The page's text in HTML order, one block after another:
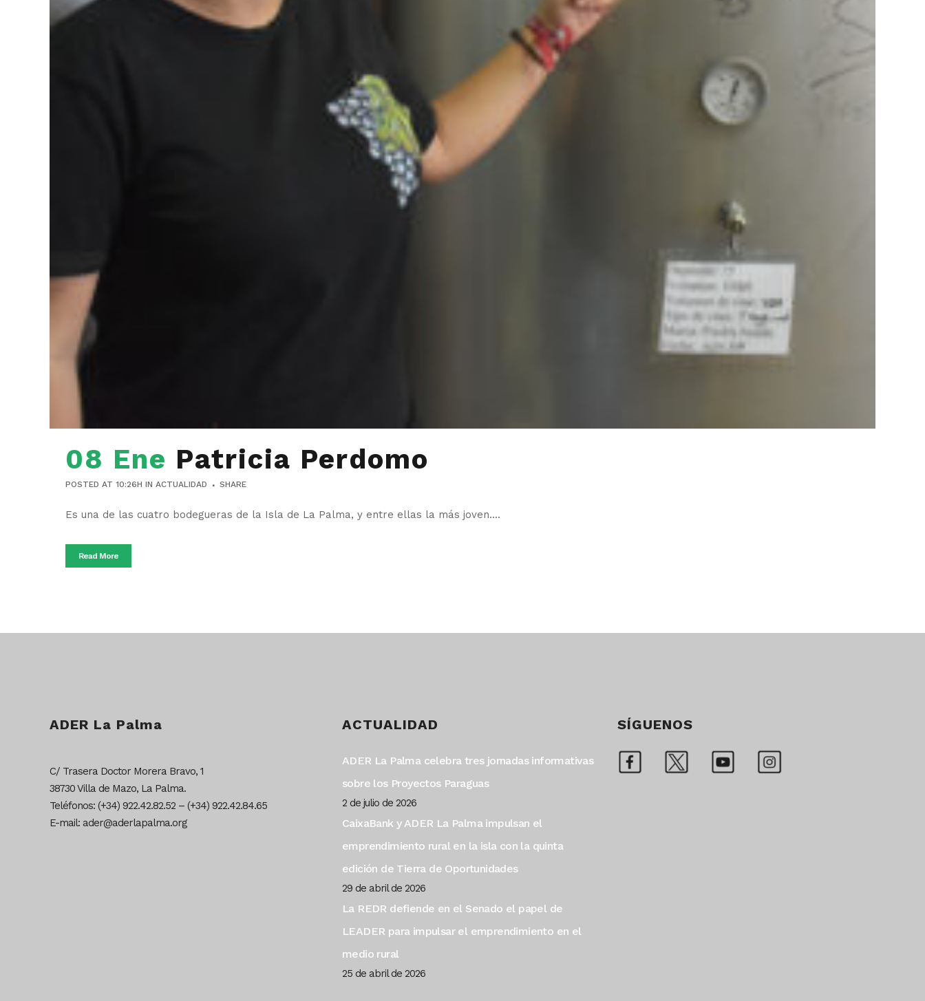
08 Ene Patricia Perdomo
POSTED AT 10:26H IN ACTUALIDAD SHARE
Es una de las cuatro bodegueras de la Isla de La Palma, y entre ellas la más joven....
Read More
ADER La Palma
C/ Trasera Doctor Morera Bravo, 1
38730 Villa de Mazo, La Palma.
Teléfonos: (+34) 922.42.82.52 – (+34) 922.42.84.65
E-mail: ader@aderlapalma.org
ACTUALIDAD
ADER La Palma celebra tres jornadas informativas
sobre los Proyectos Paraguas
2 de julio de 2026
CaixaBank y ADER La Palma impulsan el
emprendimiento rural en la isla con la quinta
edición de Tierra de Oportunidades
29 de abril de 2026
La REDR defiende en el Senado el papel de
LEADER para impulsar el emprendimiento en el
medio rural
25 de abril de 2026
SÍGUENOS